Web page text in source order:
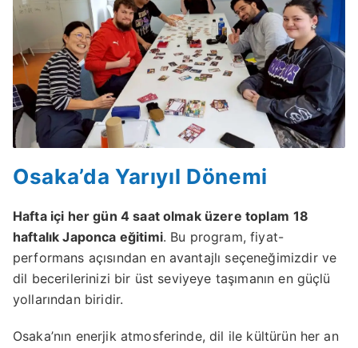
Osaka’da Yarıyıl Dönemi
Hafta içi her gün 4 saat olmak üzere toplam 18
haftalık Japonca eğitimi. Bu program, fiyat-
performans açısından en avantajlı seçeneğimizdir ve
dil becerilerinizi bir üst seviyeye taşımanın en güçlü
yollarından biridir.
Osaka’nın enerjik atmosferinde, dil ile kültürün her an